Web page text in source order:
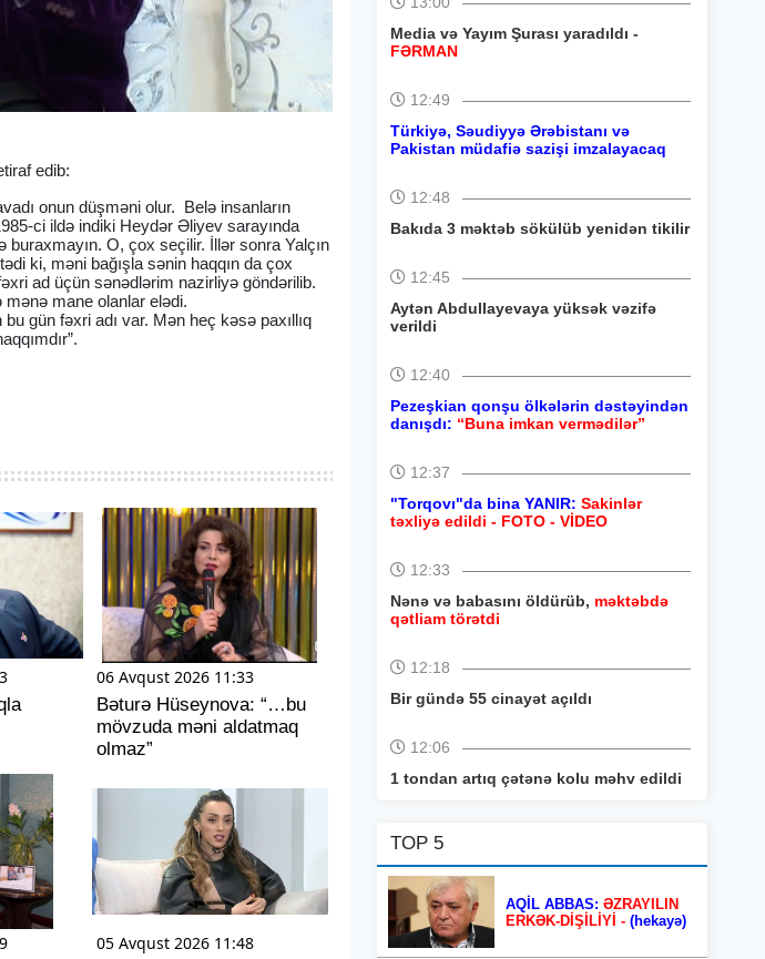
edib:
onun düşməni olur. Belə insanların
ci ildə indiki Heydər Əliyev sarayında
O, çox seçilir. İllər sonra Yalçın
ki, məni bağışla sənin haqqın da çox
ad üçün sənədlərim nazirliyə göndərilib.
mənə mane olanlar elədi.
gün fəxri adı var. Mən heç kəsə paxıllıq
06 Avqust 2026 11:33
Bəturə Hüseynova: “…bu
mövzuda məni aldatmaq
olmaz”
05 Avqust 2026 11:48
Media və Yayım Şurası yaradıldı -
FƏRMAN
12:49
Türkiyə, Səudiyyə Ərəbistanı və
Pakistan müdafiə sazişi imzalayacaq
12:48
Bakıda 3 məktəb sökülüb yenidən tikilir
12:45
Aytən Abdullayevaya yüksək vəzifə
verildi
12:40
Pezeşkian qonşu ölkələrin dəstəyindən
danışdı: “Buna imkan vermədilər”
12:37
"Torqovı"da bina YANIR: Sakinlər
təxliyə edildi - FOTO - VİDEO
12:33
Nənə və babasını öldürüb, məktəbdə
qətliam törətdi
12:18
Bir gündə 55 cinayət açıldı
12:06
1 tondan artıq çətənə kolu məhv edildi
TOP 5
AQİL ABBAS: ƏZRAYILIN
ERKƏK-DİŞİLİYİ - (hekayə)